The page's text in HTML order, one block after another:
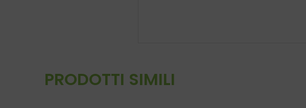
PRODOTTI SIMILI